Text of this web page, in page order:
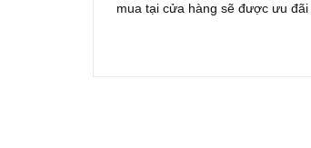
mua tại cửa hàng sẽ được ưu